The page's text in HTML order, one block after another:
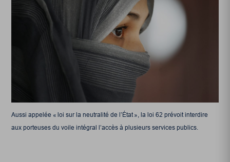
Aussi appelée « loi sur la neutralité de l’État », la loi 62 prévoit interdire
aux porteuses du voile intégral l’accès à plusieurs services publics.